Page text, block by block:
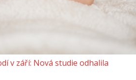
v září: Nová studie odhalila